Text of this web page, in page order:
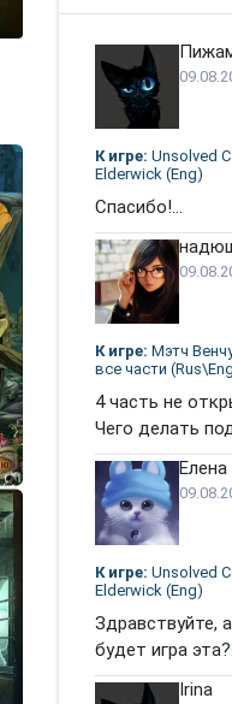
К игре: Unsolved
Elderwick (Eng)
Спасибо!...
К игре: Мэтч
все части
4 часть не
Чего делать
Елена
К игре: Unsolved
Elderwick (Eng)
Здравствуйте,
будет игра
Irina